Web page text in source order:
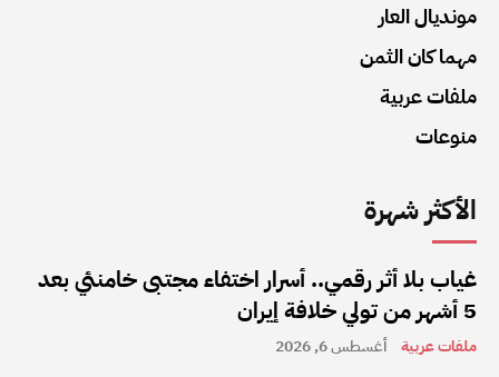
مونديال العار
مهما كان الثمن
ملفات عربية
منوعات
الأكثر شهرة
غياب بلا أثر رقمي.. أسرار اختفاء مجتبى خامنئي بعد
5 أشهر من تولي خلافة إيران
ملفات عربية أغسطس 6, 2026